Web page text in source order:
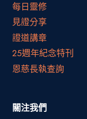
每日靈修
見證分享
證道講章
25週年紀念特刊
恩慈長執查詢
關注我們